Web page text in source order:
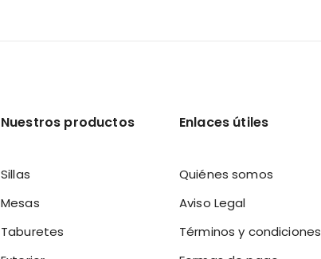
Nuestros productos
Sillas
Mesas
Taburetes
Enlaces útiles
Quiénes somos
Aviso Legal
Términos y condiciones